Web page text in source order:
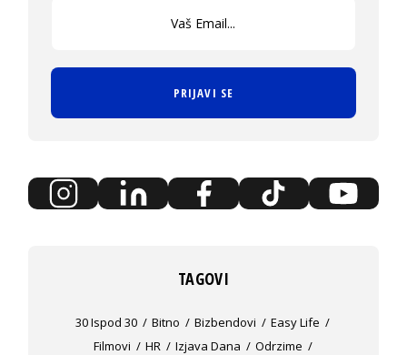
PRIJAVI SE
TAGOVI
30 Ispod 30 Bitno Bizbendovi
Easy Life
Filmovi
HR Izjava Dana
Odrzime